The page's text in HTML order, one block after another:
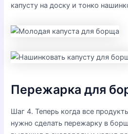
капусту на доску и тонко
Пережарка для
Шаг 4. Теперь когда все
нужно сделать пережарку в